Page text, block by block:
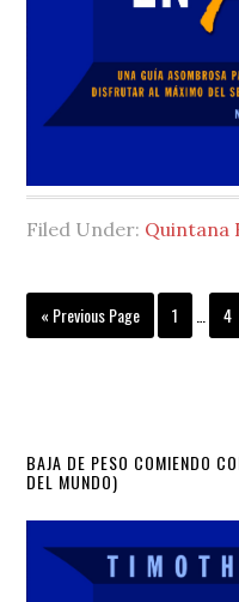
Filed Under: Quintana
« Go
to
Previous Page Page
1
Interim
pages
4
Primary
Sidebar
BAJA DE PESO COMIENDO
DEL MUNDO)